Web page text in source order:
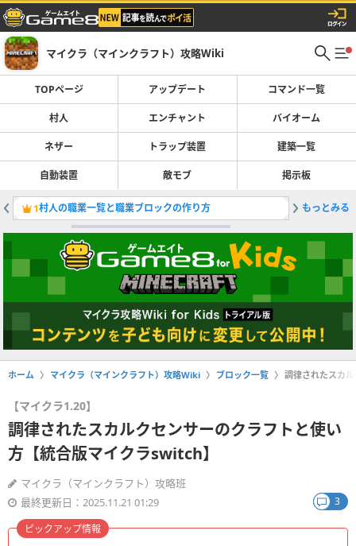
マイクラ（マインクラフト）攻略Wiki
TOPページ アップデート コマンド一覧
村人 エンチャント バイオーム
ネザー トラップ装置 建築一覧
自動装置 敵モブ 掲示板
1村人の職業一覧と職業ブロックの作り方 2最強装
もっとみる
ホーム マイクラ（マインクラフト）攻略Wiki ブロック一覧 調律されたスカ
【マイクラ1.20】
調律されたスカルクセンサーのクラフトと使い
方【統合版マイクラswitch】
マイクラ（マインクラフト）攻略班
最終更新日：2025.11.21 01:29
3
ピックアップ情報